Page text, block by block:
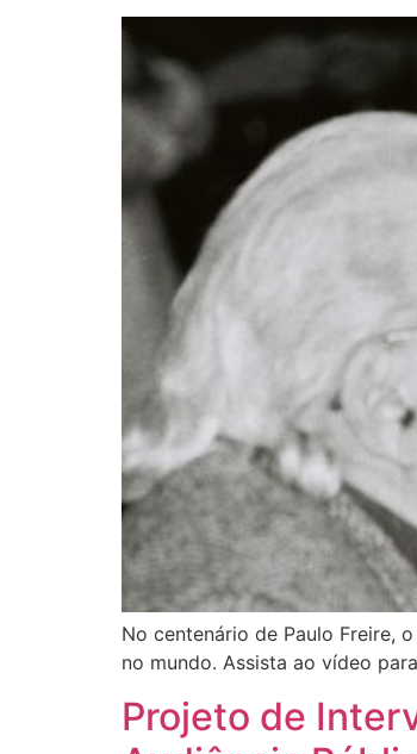
No centenário de Paulo Freire,
no mundo. Assista ao vídeo
Projeto de